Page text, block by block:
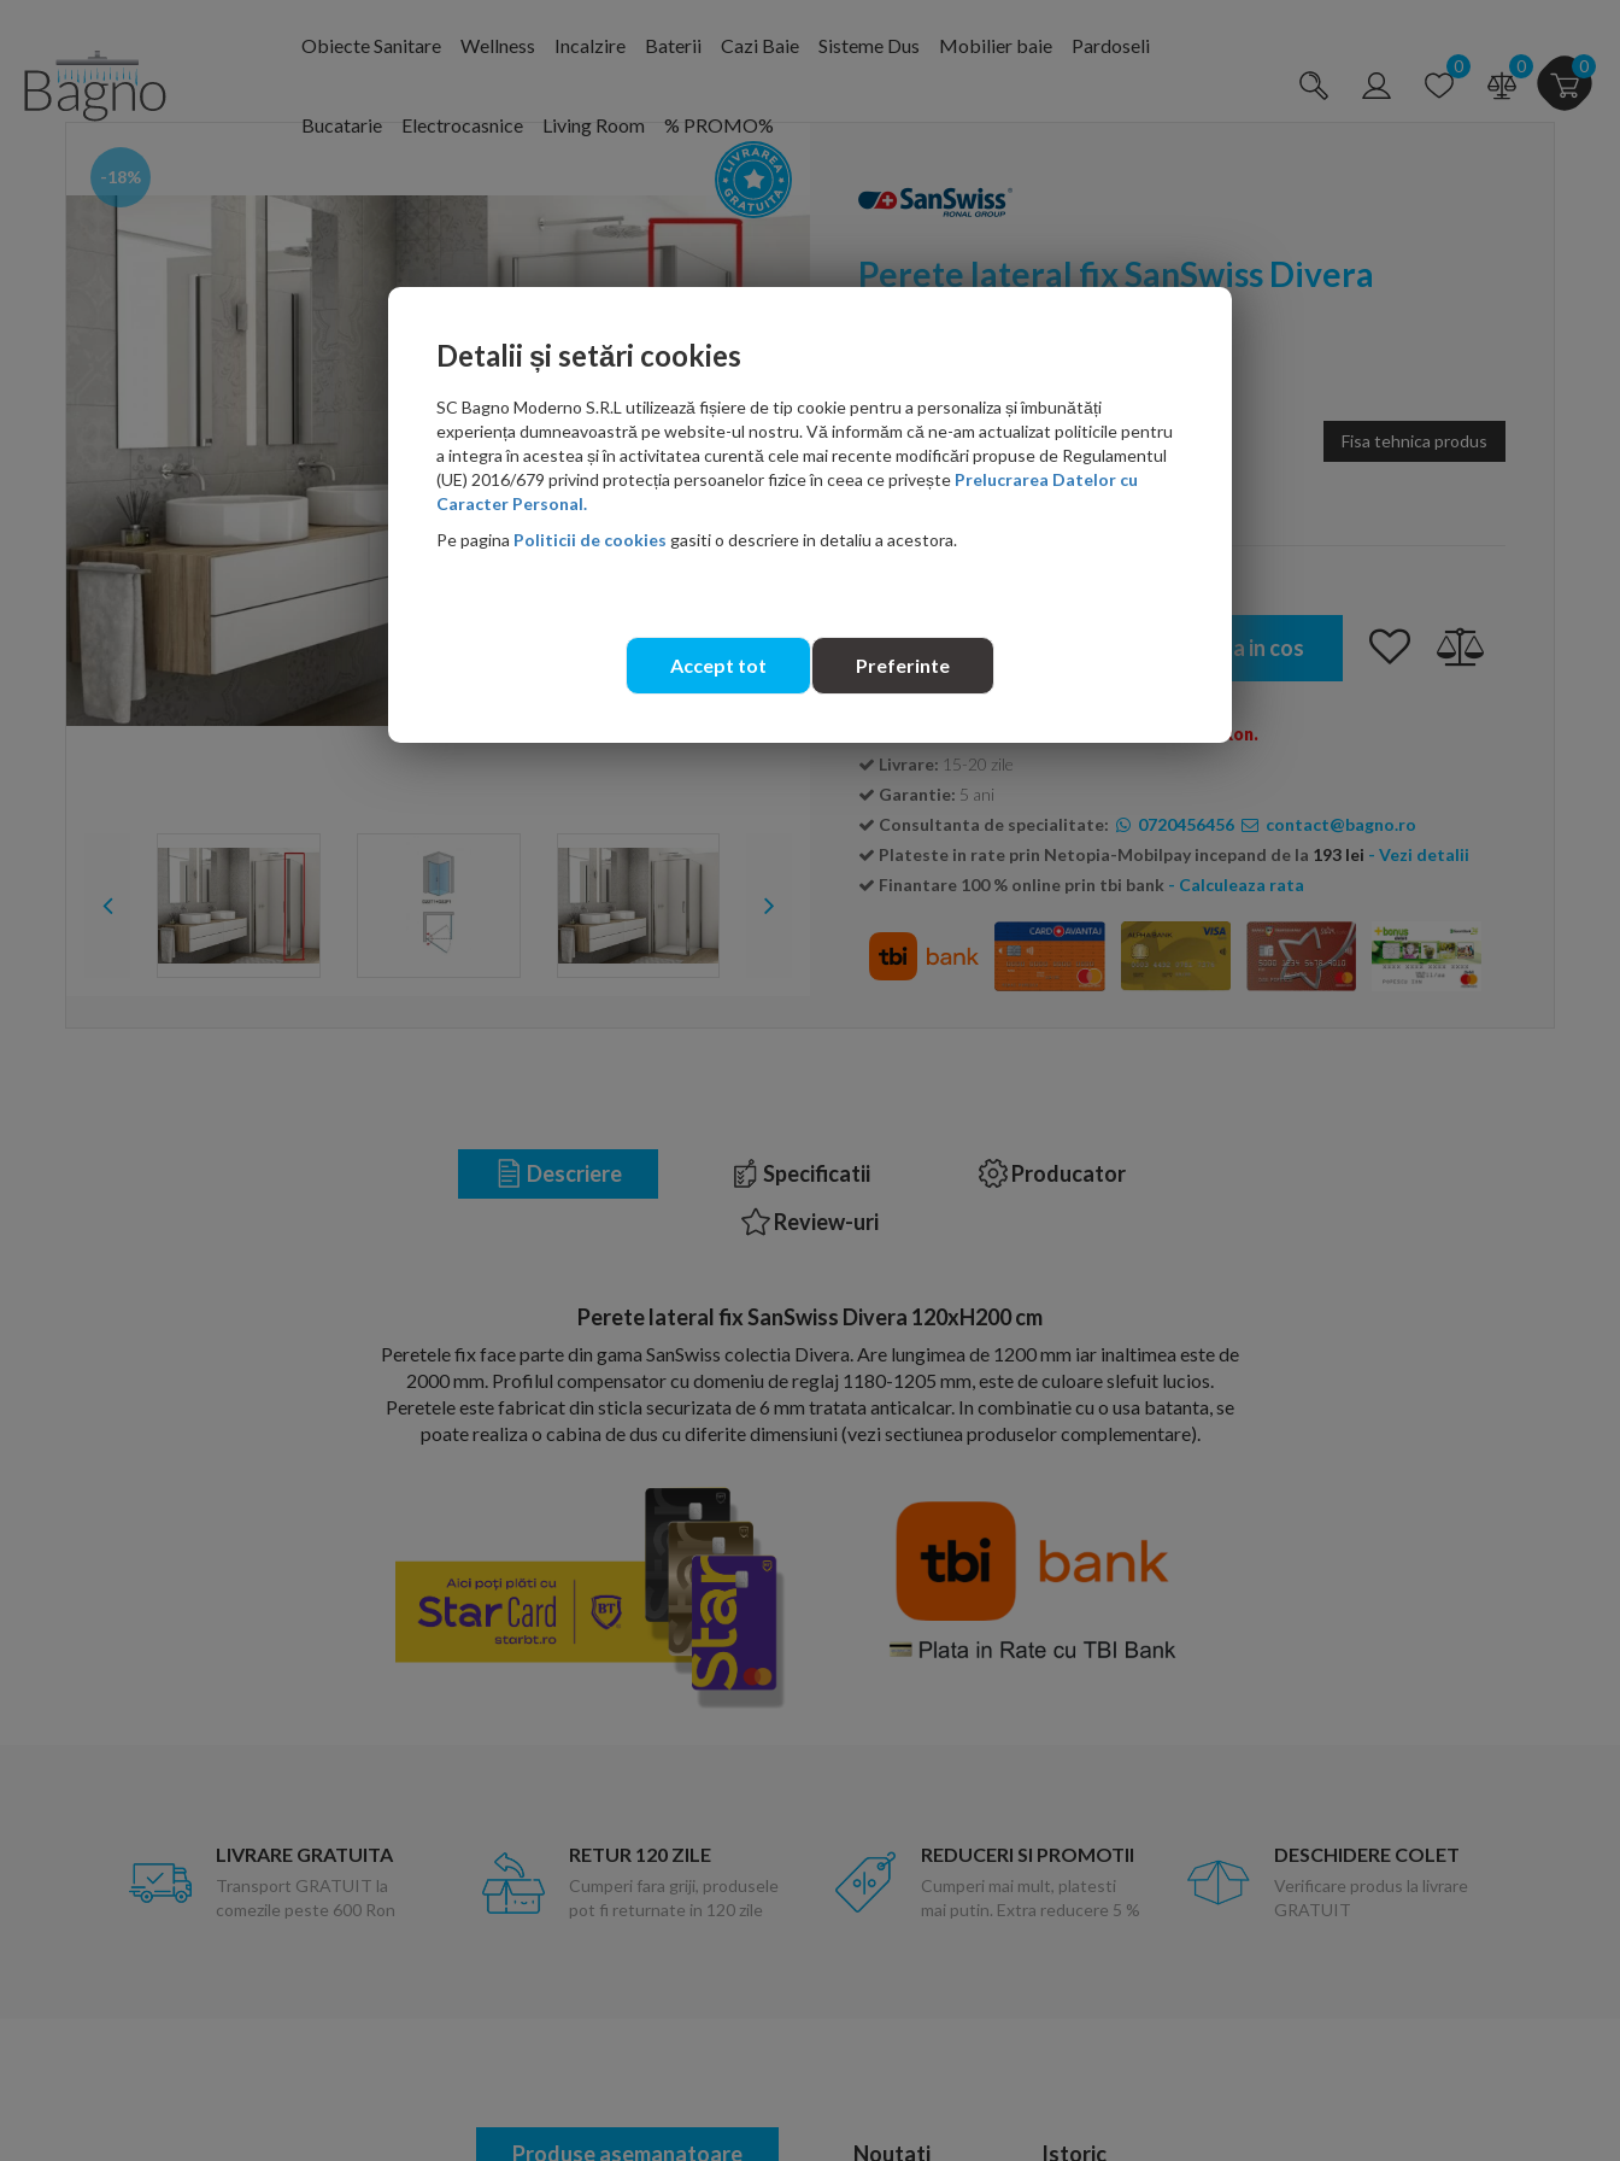
Obiecte Sanitare Wellness Incalzire Baterii Cazi Baie Sisteme Dus Mobilier baie Pardoseli
Bucatarie Electrocasnice Living Room % PROMO%
0 0 0
-18%
Perete lateral fix SanSwiss Divera
PRP: 1,413.00 RON
1,160.00 RON Fisa tehnica produs
Adauga in cos
Transport GRATUIT la comenzi peste 600 Ron.
Livrare: 15-20 zile
Garantie: 5 ani
Consultanta de specialitate:
0720456456
contact@bagno.ro
Plateste in rate prin Netopia-Mobilpay incepand de la 193 lei - Vezi detalii
Finantare 100 % online prin tbi bank - Calculeaza rata
Descriere Specificatii
Producator
Review-uri
Perete lateral fix SanSwiss Divera 120xH200 cm
Peretele fix face parte din gama SanSwiss colectia Divera. Are lungimea de 1200 mm iar inaltimea este de
2000 mm. Profilul compensator cu domeniu de reglaj 1180-1205 mm, este de culoare slefuit lucios.
Peretele este fabricat din sticla securizata de 6 mm tratata anticalcar. In combinatie cu o usa batanta, se
poate realiza o cabina de dus cu diferite dimensiuni (vezi sectiunea produselor complementare).
LIVRARE GRATUITA
Transport GRATUIT la
comezile peste 600 Ron
RETUR 120 ZILE
Cumperi fara griji, produsele
pot fi returnate in 120 zile
REDUCERI SI PROMOTII
Cumperi mai mult, platesti
mai putin. Extra reducere 5 %
DESCHIDERE COLET
Verificare produs la livrare
GRATUIT
Produse asemanatoare Noutati Istoric
Detalii și setări cookies
SC Bagno Moderno S.R.L utilizează fișiere de tip cookie pentru a personaliza și îmbunătăți
experiența dumneavoastră pe website-ul nostru. Vă informăm că ne-am actualizat politicile pentru
a integra în acestea și în activitatea curentă cele mai recente modificări propuse de Regulamentul
(UE) 2016/679 privind protecția persoanelor fizice în ceea ce privește Prelucrarea Datelor cu
Caracter Personal.
Pe pagina Politicii de cookies gasiti o descriere in detaliu a acestora.
Accept tot Preferinte